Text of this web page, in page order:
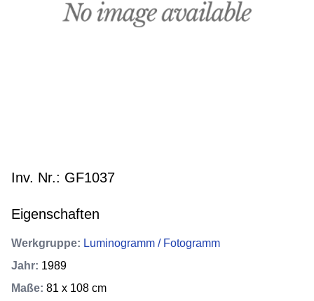
Inv. Nr.: GF1037
Eigenschaften
Werkgruppe: Luminogramm / Fotogramm
Jahr: 1989
Maße: 81 x 108 cm